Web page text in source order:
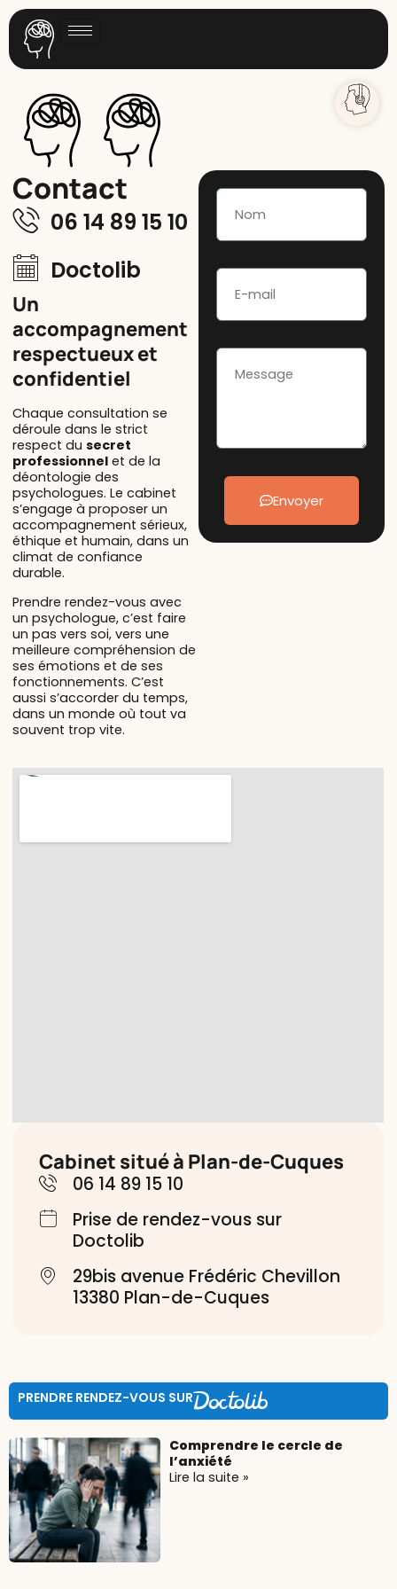
Contact
06 14 89 15 10
Doctolib
Un
accompagnement
respectueux et
confidentiel
Chaque consultation se
déroule dans le strict
respect dusecret
professionnel et de la
déontologie des
psychologues. Le cabinet
s’engage à proposer un
accompagnement sérieux,
éthique et humain, dans un
climat de confiance
durable.
Prendre rendez-vous avec
un psychologue, c’est faire
un pas vers soi, vers une
meilleure compréhension de
ses émotions et de ses
fonctionnements. C’est
aussi s’accorder du temps,
dans un monde où tout va
souvent trop vite.
Envoyer
Cabinet situé à Plan-de-Cuques
06 14 89 15 10
Prise de rendez-vous sur
Doctolib
29bis avenue Frédéric Chevillon
13380 Plan-de-Cuques
PRENDRE RENDEZ-VOUS SUR
Comprendre le cercle de
l’anxiété
Lire la suite »